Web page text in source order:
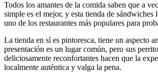
Todos los amantes de la comida saben que a
simple es el mejor, y esta tienda de sándwiches
uno de los restaurantes más populares para
La tienda en sí es pintoresca, tiene un aspecto
presentación es un lugar común, pero sus
deliciosamente reconfortantes hacen que la
localmente auténtica y valga la pena.